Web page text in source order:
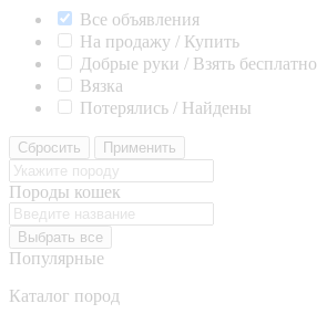
Все объявления
На продажу / Купить
Добрые руки / Взять бесплатно
Вязка
Потерялись / Найдены
Сбросить Применить
Породы кошек
Выбрать все
Популярные
Каталог пород